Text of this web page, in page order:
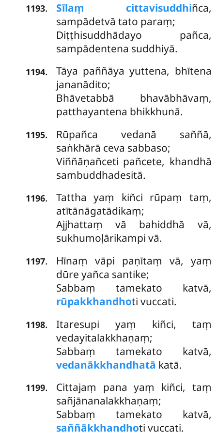
1193. Sīlaṃ cittavisuddhiñca,
sampādetvā tato paraṃ;
Diṭṭhisuddhādayo pañca,
sampādentena suddhiyā.
1194.
Tāya paññāya yuttena, bhītena
jananādito;
Bhāvetabbā bhavābhāvaṃ,
patthayantena bhikkhunā.
1195.
Rūpañca vedanā saññā,
saṅkhārā ceva sabbaso;
Viññāṇañceti pañcete, khandhā
sambuddhadesitā.
1196.
Tattha yaṃ kiñci rūpaṃ taṃ,
atītānāgatādikaṃ;
Ajjhattaṃ vā bahiddhā vā,
sukhumoḷārikampi vā.
1197.
Hīnaṃ vāpi paṇītaṃ vā, yaṃ
dūre yañca santike;
Sabbaṃ tamekato katvā,
rūpakkhandhoti vuccati.
1198.
Itaresupi yaṃ kiñci, taṃ
vedayitalakkhaṇaṃ;
Sabbaṃ tamekato katvā,
vedanākkhandhatā katā.
1199. Cittajaṃ pana yaṃ kiñci, taṃ
sañjānanalakkhaṇaṃ;
Sabbaṃ tamekato katvā,
saññākkhandhoti vuccati.